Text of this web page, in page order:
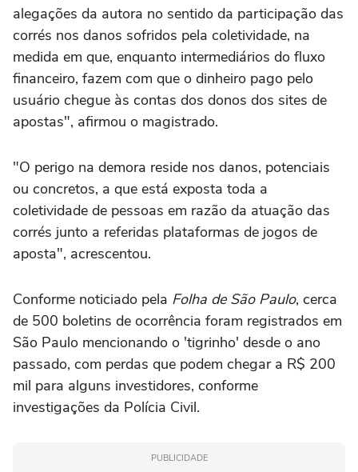
alegações da autora no sentido da participação das
corrés nos danos sofridos pela coletividade, na
medida em que, enquanto intermediários do fluxo
financeiro, fazem com que o dinheiro pago pelo
usuário chegue às contas dos donos dos sites de
apostas", afirmou o magistrado.
"O perigo na demora reside nos danos, potenciais
ou concretos, a que está exposta toda a
coletividade de pessoas em razão da atuação das
corrés junto a referidas plataformas de jogos de
aposta", acrescentou.
Conforme noticiado pela Folha de São Paulo, cerca
de 500 boletins de ocorrência foram registrados em
São Paulo mencionando o 'tigrinho' desde o ano
passado, com perdas que podem chegar a R$ 200
mil para alguns investidores, conforme
investigações da Polícia Civil.
PUBLICIDADE